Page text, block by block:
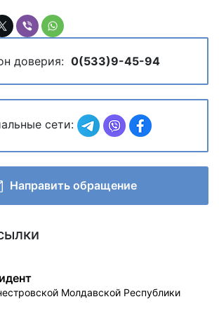
доверия: 0(533)9-45-94
сети:
Направить обращение
Молдавской Республики